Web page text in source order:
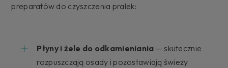
preparatów do czyszczenia pralek:
Płyny i żele do odkamieniania — skutecznie
rozpuszczają osady i pozostawiają świeży